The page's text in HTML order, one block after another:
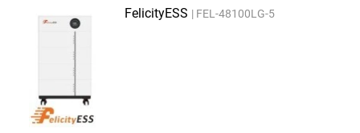
FelicityESS FEL-48100LG-5